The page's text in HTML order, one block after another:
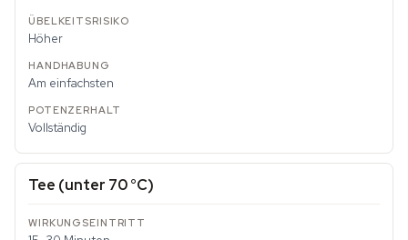
Höher
Am einfachsten
Vollständig
Tee (unter 70 °C)